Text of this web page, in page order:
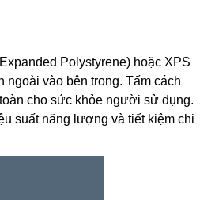
Polystyrene) hoặc XPS
vào bên trong. Tấm cách
cho sức khỏe người sử dụng.
suất năng lượng và tiết kiệm chi